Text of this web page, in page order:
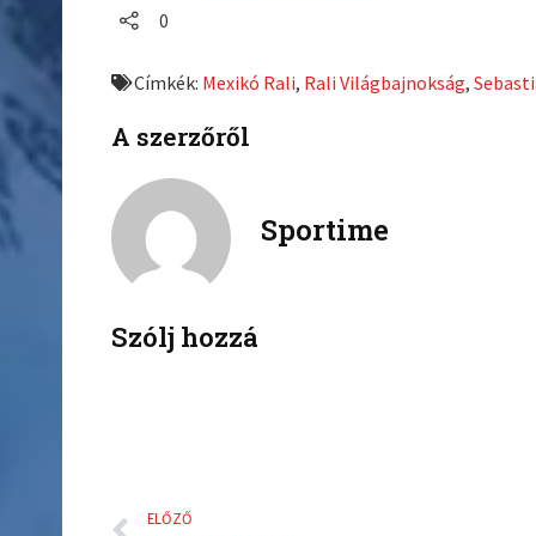
o
f
b
o
0
Címkék: Mexikó Rali, Rali Világbajnokság,
A szerzőről
Sportime
Szólj hozzá
Előző
ELŐZŐ